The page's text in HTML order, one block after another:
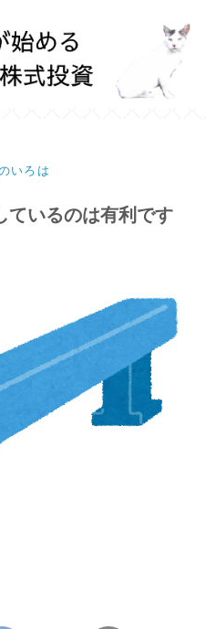
いろは
ているのは有利です